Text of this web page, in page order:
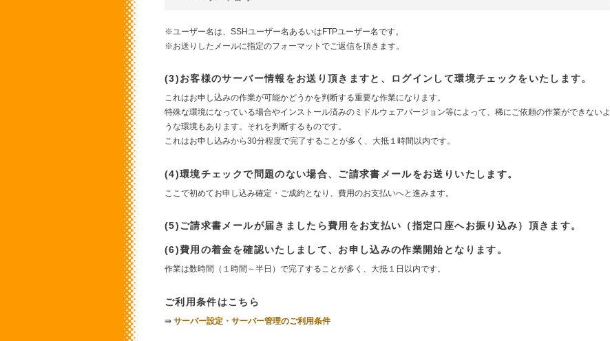
※ユーザー名は、SSHユーザー名あるいはFTPユーザー名です。
※お送りしたメールに指定のフォーマットでご返信を頂きます。
(3)お客様のサーバー情報をお送り頂きますと、ログインして環境チェックをいたします。
これはお申し込みの作業が可能かどうかを判断する重要な作業になります。
特殊な環境になっている場合やインストール済みのミドルウェアバージョン等によって、稀にご依頼の作業ができないよ
うな環境もあります。それを判断するものです。
これはお申し込みから30分程度で完了することが多く、大抵１時間以内です。
(4)環境チェックで問題のない場合、ご請求書メールをお送りいたします。
ここで初めてお申し込み確定・ご成約となり、費用のお支払いへと進みます。
(5)ご請求書メールが届きましたら費用をお支払い（指定口座へお振り込み）頂きます。
(6)費用の着金を確認いたしまして、お申し込みの作業開始となります。
作業は数時間（１時間～半日）で完了することが多く、大抵１日以内です。
ご利用条件はこちら
⇛ サーバー設定・サーバー管理のご利用条件